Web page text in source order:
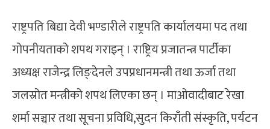
राष्ट्रपति बिद्या देवी भण्डारीले राष्ट्रपति कार्यालयमा पद तथा
गोपनीयताको शपथ गराइन् । राष्ट्रिय प्रजातन्त्र पार्टीका
अध्यक्ष राजेन्द्र लिङ्देनले उपप्रधानमन्त्री तथा ऊर्जा तथा
जलस्रोत मन्त्रीको शपथ लिएका छन् । माओवादीबाट रेखा
शर्मा सञ्चार तथा सूचना प्रविधि,सुदन किराँती संस्कृति, पर्यटन